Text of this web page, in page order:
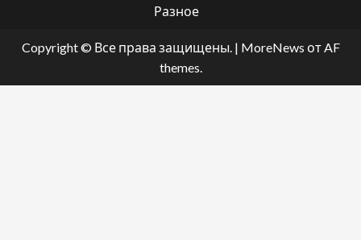
Разное
Copyright © Все права защищены. | MoreNews от AF
themes.